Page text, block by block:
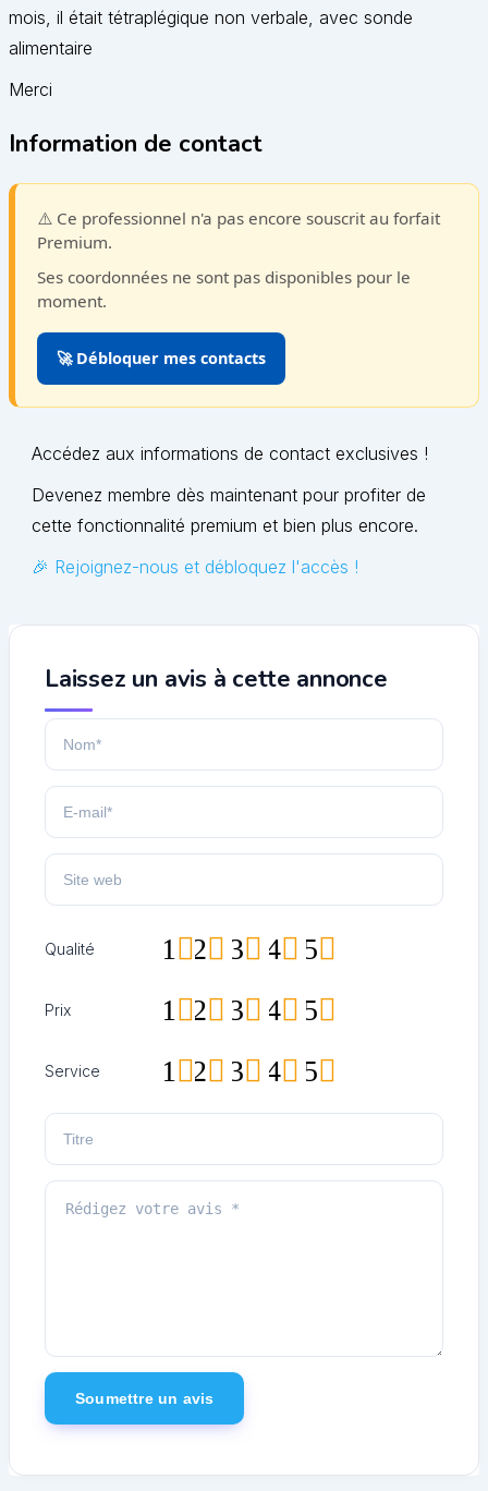
mois, il était tétraplégique non verbale, avec sonde
alimentaire
Merci
Information de contact
⚠️ Ce professionnel n'a pas encore souscrit au forfait
Premium.
Ses coordonnées ne sont pas disponibles pour le
moment.
🚀 Débloquer mes contacts
Accédez aux informations de contact exclusives !
Devenez membre dès maintenant pour profiter de
cette fonctionnalité premium et bien plus encore.
🎉 Rejoignez-nous et débloquez l'accès !
Laissez un avis à cette annonce
Qualité 5
4
3
2
1
Prix 5
4
3
2
1
Service 5
4
3
2
1